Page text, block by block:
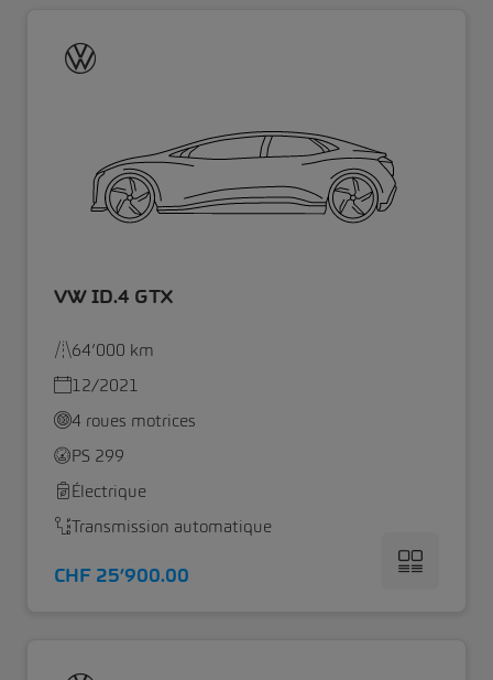
VW ID.4 GTX
64’000 km
12/2021
4 roues motrices
PS 299
Électrique
Transmission automatique
CHF 25’900.00